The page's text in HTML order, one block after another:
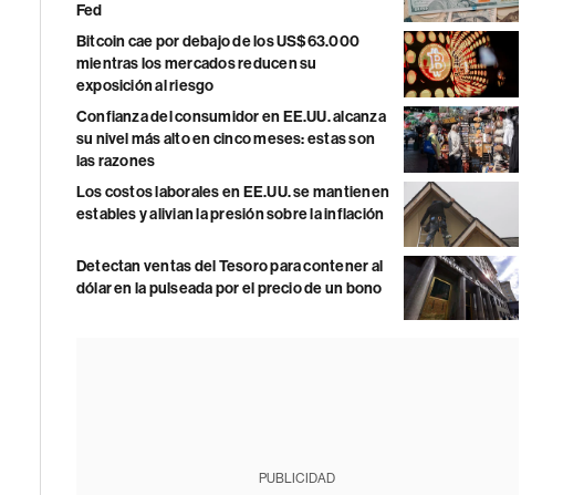
Fed
Bitcoin cae por debajo de los US$63.000
mientras los mercados reducen su
exposición al riesgo
Confianza del consumidor en EE.UU. alcanza
su nivel más alto en cinco meses: estas son
las razones
Los costos laborales en EE.UU. se mantienen
estables y alivian la presión sobre la inflación
Detectan ventas del Tesoro para contener al
dólar en la pulseada por el precio de un bono
PUBLICIDAD